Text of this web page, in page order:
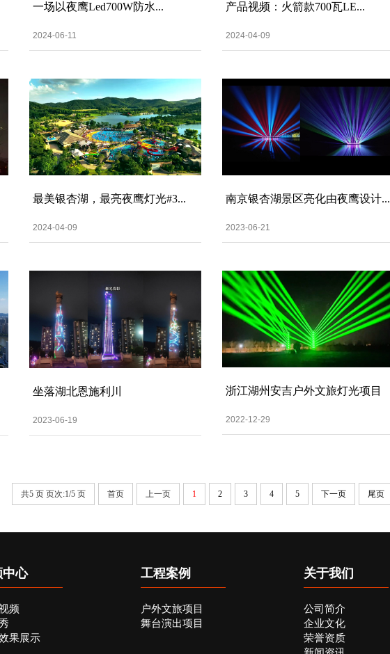
一场以夜鹰Led700W防水...
2024-06-11
产品视频：火箭款700瓦LE...
2024-04-09
最美银杏湖，最亮夜鹰灯光#3...
2024-04-09
南京银杏湖景区亮化由夜鹰设计...
2023-06-21
坐落湖北恩施利川
2023-06-19
浙江湖州安吉户外文旅灯光项目
2022-12-29
共5 页 页次:1/5 页 首页 上一页 1 2 3 4 5 下一页 尾页
中心
频
果展示
工程案例
户外文旅项目
舞台演出项目
关于我们
公司简介
企业文化
荣誉资质